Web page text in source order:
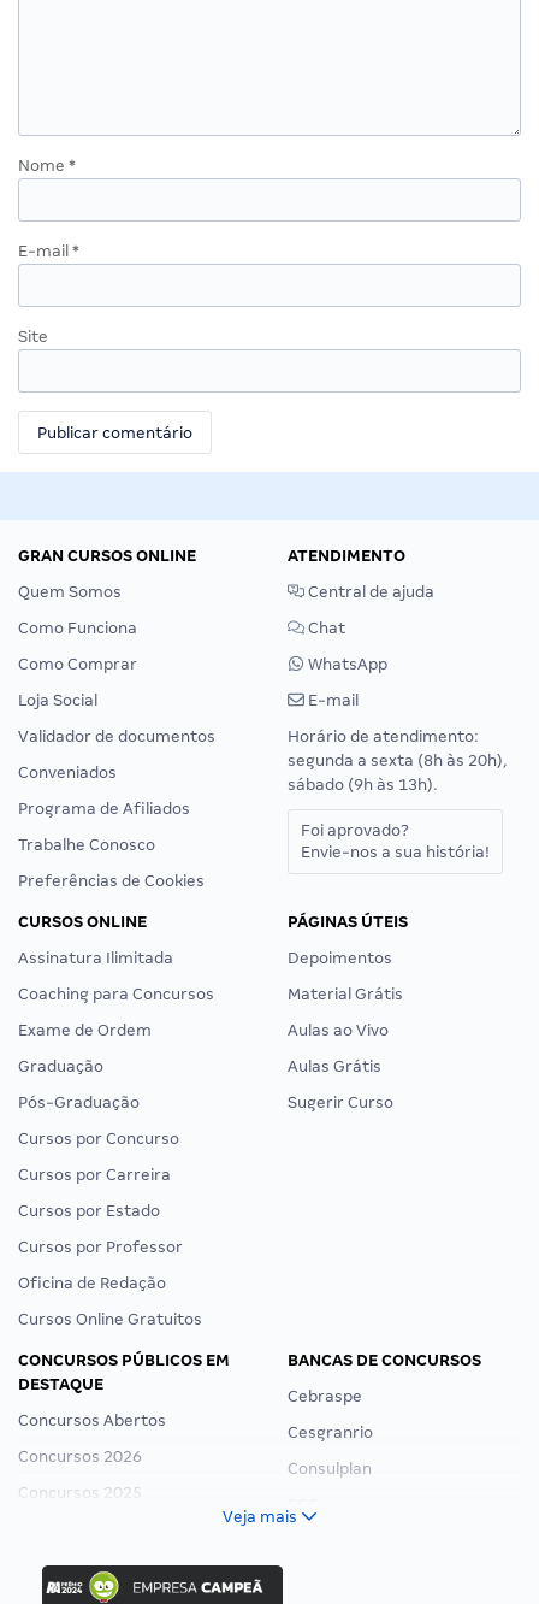
Nome *
E-mail *
Site
GRAN CURSOS ONLINE
Quem Somos
Como Funciona
Como Comprar
Loja Social
Validador de documentos
Conveniados
Programa de Afiliados
Trabalhe Conosco
Preferências de Cookies
ATENDIMENTO
Central de ajuda
Chat
WhatsApp
E-mail
Horário de atendimento:
segunda a sexta (8h às 20h),
sábado (9h às 13h).
Foi aprovado?
Envie-nos a sua história!
CURSOS ONLINE
Assinatura Ilimitada
Coaching para Concursos
Exame de Ordem
Graduação
Pós-Graduação
Cursos por Concurso
Cursos por Carreira
Cursos por Estado
Cursos por Professor
Oficina de Redação
Cursos Online Gratuitos
PÁGINAS ÚTEIS
Depoimentos
Material Grátis
Aulas ao Vivo
Aulas Grátis
Sugerir Curso
CONCURSOS PÚBLICOS EM
DESTAQUE
Concursos Abertos
Concursos 2026
Concursos 2025
Concurso Ibama
BANCAS DE CONCURSOS
Cebraspe
Cesgranrio
Consulplan
Veja mais